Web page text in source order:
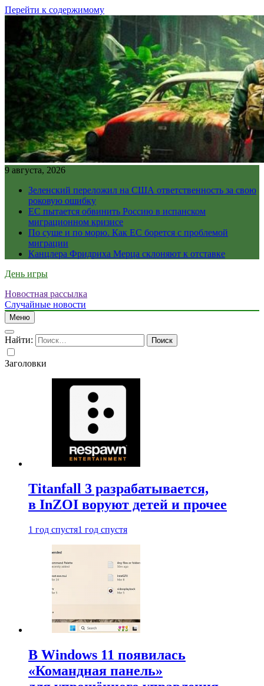
Перейти к содержимому
9 августа, 2026
Зеленский переложил на США ответственность за свою
роковую ошибку
ЕС пытается обвинить Россию в испанском
миграционном кризисе
По суше и по морю. Как ЕС борется с проблемой
миграции
Канцлера Фридриха Мерца склоняют к отставке
День игры
Новостная рассылка
Случайные новости
Меню
Найти:
Заголовки
Titanfall 3 разрабатывается,
в InZOI воруют детей и прочее
1 год спустя1 год спустя
В Windows 11 появилась
«Командная панель»